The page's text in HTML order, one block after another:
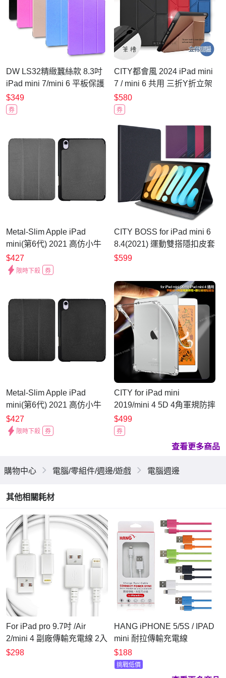
DW LS32精緻蠶絲款 8.3吋
iPad mini 7/mini 6 平板保護
皮套
$349
券
CITY都會風 2024 iPad mini
7 / mini 6 共用 三折Y折立架
皮套
$580
券
Metal-Slim Apple iPad
mini(第6代) 2021 高仿小牛
皮三折立架式保護皮套(內置
筆槽)-太空灰
$427
限時下殺 券
CITY BOSS for iPad mini 6
8.4(2021) 運動雙搭隱扣皮套
$599
Metal-Slim Apple iPad
mini(第6代) 2021 高仿小牛
皮三折立架式保護皮套(內置
筆槽)
$427
限時下殺 券
CITY for iPad mini
2019/mini 4 5D 4角軍規防摔
殼+專用玻璃貼組合
$499
券
查看更多商品
購物中心 電腦/零組件/週邊/遊戲 電腦週邊
其他相關耗材
For iPad pro 9.7吋 /Air
2/mini 4 副廠傳輸充電線 2入
$298
HANG iPHONE 5/5S / IPAD
mini 耐拉傳輸充電線
$188
挑戰低價